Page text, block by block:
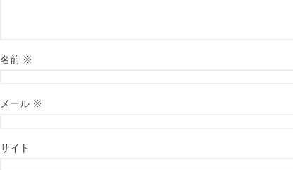
名前 ※
メール ※
サイト